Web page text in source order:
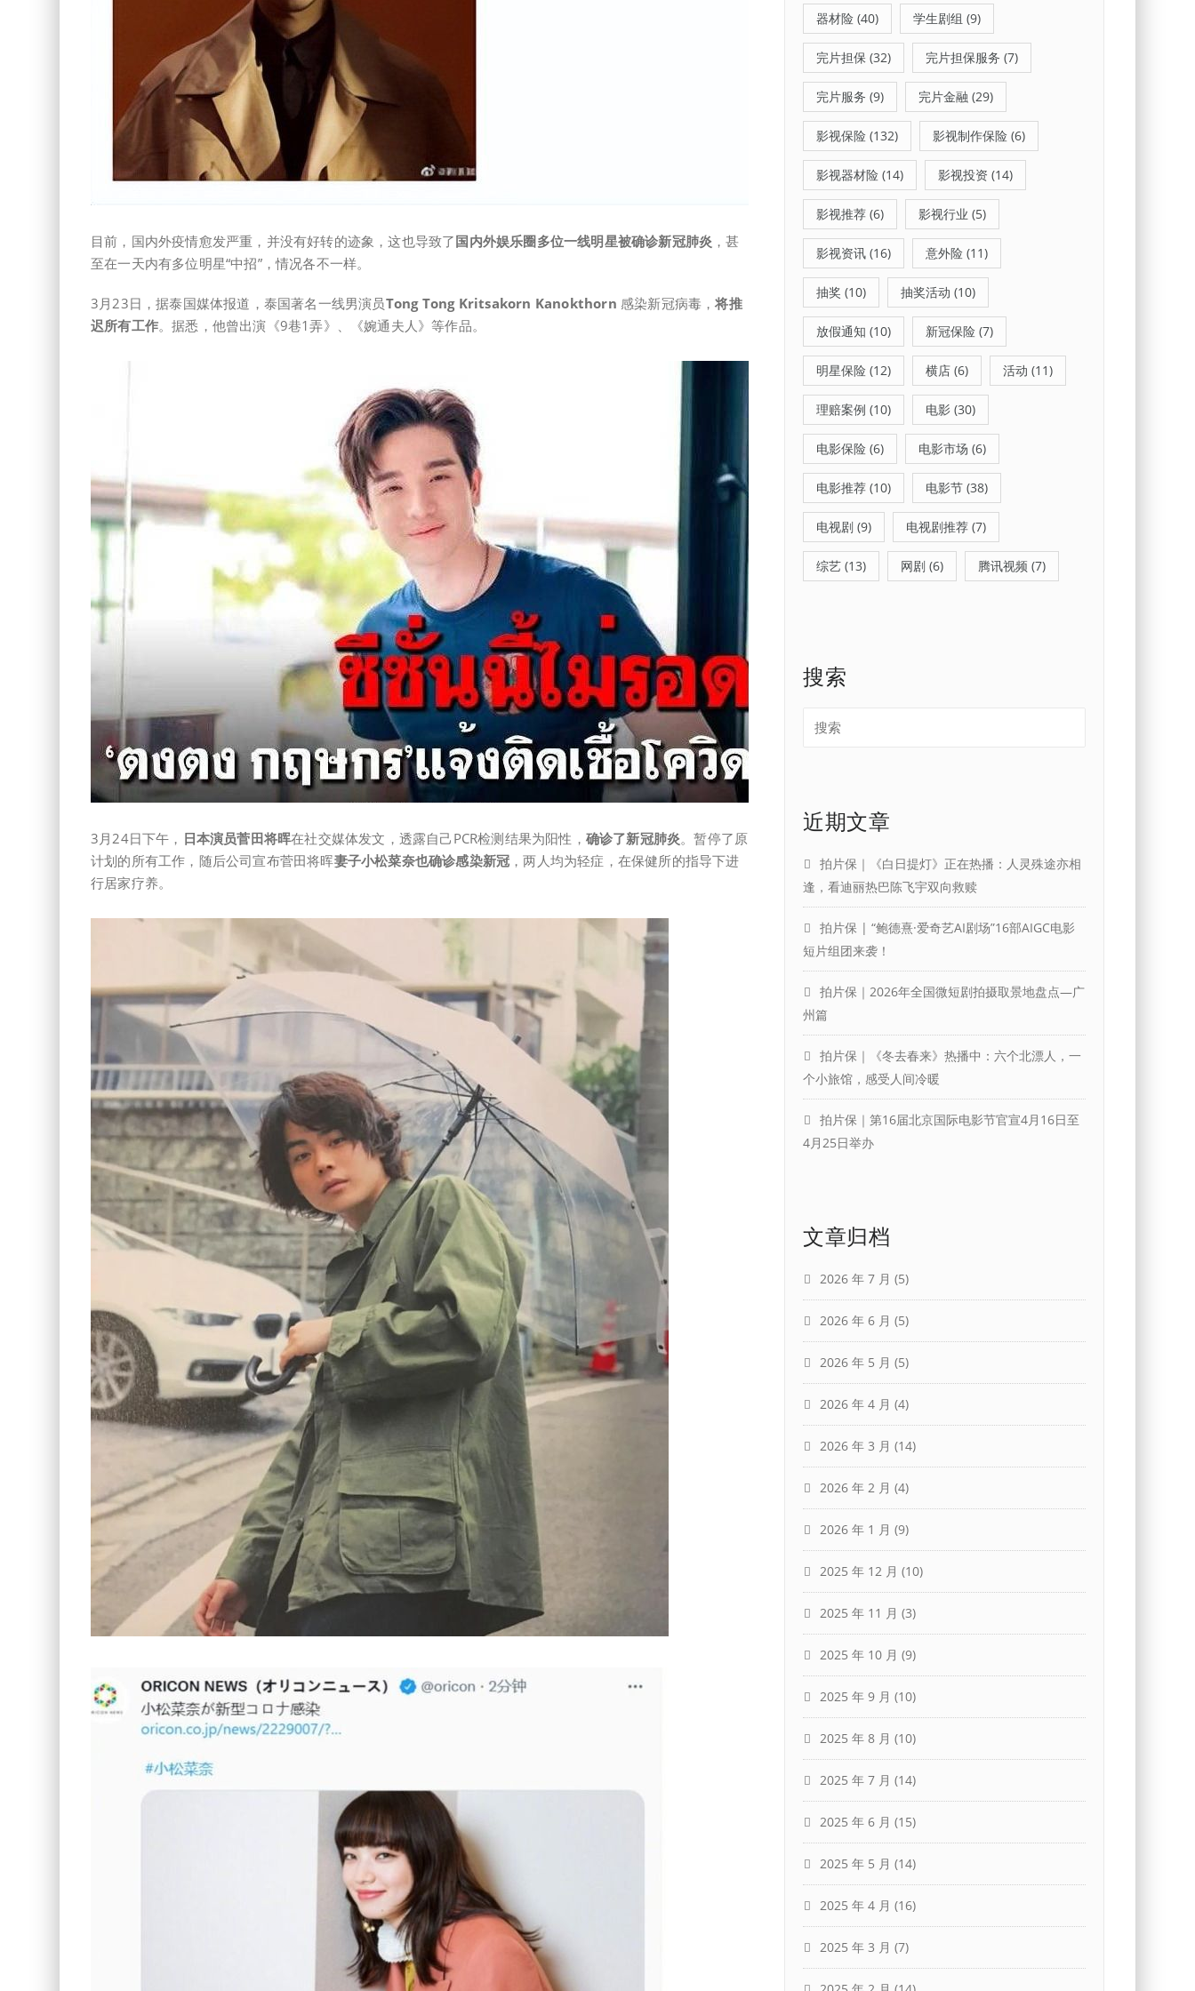
目前，国内外疫情愈发严重，并没有好转的迹象，这也导致了国内外娱乐圈多位一线明星被确诊新冠肺炎 ，甚
至在一天内有多位明星“中招”，情况各不一样。
3月23日，据泰国媒体报道，泰国著名一线男演员Tong Tong Kritsakorn Kanokthorn 感染新冠病毒，将推
迟所有工作。据悉，他曾出演《9巷1弄》、《婉通夫人》等作品。
3月24日下午， 日本演员菅田将晖在社交媒体发文，透露自己PCR检测结果为阳性， 确诊了新冠肺炎。暂停了原
计划的所有工作，随后公司宣布菅田将晖妻子小松菜奈也确诊感染新冠 ，两人均为轻症，在保健所的指导下进
行居家疗养。
器材险 (40) 学生剧组 (9)
完片担保 (32) 完片担保服务 (7)
完片服务 (9) 完片金融 (29)
影视保险 (132) 影视制作保险 (6)
影视器材险 (14) 影视投资 (14)
影视推荐 (6) 影视行业 (5)
影视资讯 (16) 意外险 (11)
抽奖 (10) 抽奖活动 (10)
放假通知 (10) 新冠保险 (7)
明星保险 (12) 横店 (6) 活动 (11)
理赔案例 (10) 电影 (30)
电影保险 (6) 电影市场 (6)
电影推荐 (10) 电影节 (38)
电视剧 (9) 电视剧推荐 (7)
综艺 (13) 网剧 (6) 腾讯视频 (7)
搜索
近期文章
拍片保｜《白日提灯》正在热播：人灵殊途亦相
逢，看迪丽热巴陈飞宇双向救赎
拍片保 | “鲍德熹·爱奇艺AI剧场”16部AIGC电影
短片组团来袭！
拍片保｜2026年全国微短剧拍摄取景地盘点—广
州篇
拍片保｜《冬去春来》热播中：六个北漂人，一
个小旅馆，感受人间冷暖
拍片保｜第16届北京国际电影节官宣4月16日至
4月25日举办
文章归档
2026 年 7 月 (5)
2026 年 6 月 (5)
2026 年 5 月 (5)
2026 年 4 月 (4)
2026 年 3 月 (14)
2026 年 2 月 (4)
2026 年 1 月 (9)
2025 年 12 月 (10)
2025 年 11 月 (3)
2025 年 10 月 (9)
2025 年 9 月 (10)
2025 年 8 月 (10)
2025 年 7 月 (14)
2025 年 6 月 (15)
2025 年 5 月 (14)
2025 年 4 月 (16)
2025 年 3 月 (7)